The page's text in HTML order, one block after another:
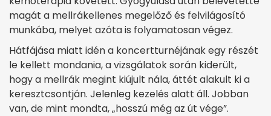
magát a mellrákellenes megelőző és felvilágosító
munkába, melyet azóta is folyamatosan végez.
Hátfájása miatt idén a koncertturnéjának egy részét
le kellett mondania, a vizsgálatok során kiderült,
hogy a mellrák megint kiújult nála, áttét alakult ki a
keresztcsontján. Jelenleg kezelés alatt áll. Jobban
van, de mint mondta, „hosszú még az út vége”.